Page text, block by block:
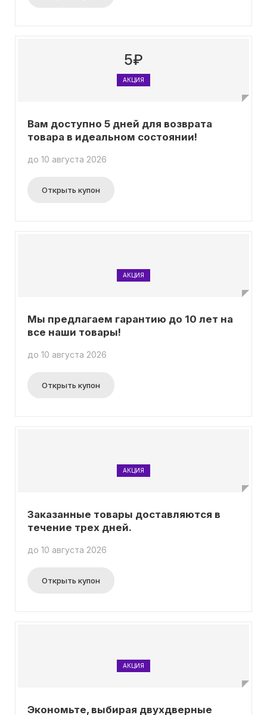
5₽
АКЦИЯ
Вам доступно 5 дней для возврата
товара в идеальном состоянии!
до 10 августа 2026
Открыть купон
АКЦИЯ
Мы предлагаем гарантию до 10 лет на
все наши товары!
до 10 августа 2026
Открыть купон
АКЦИЯ
Заказанные товары доставляются в
течение трех дней.
до 10 августа 2026
Открыть купон
АКЦИЯ
Экономьте, выбирая двухдверные